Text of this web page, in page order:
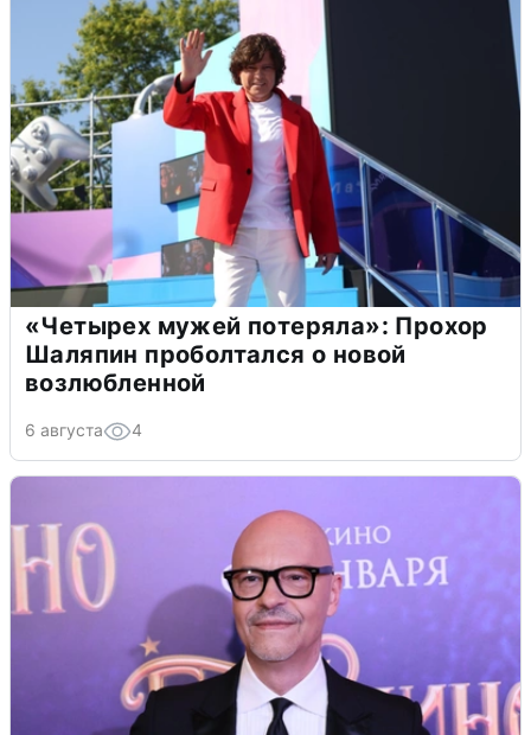
«Четырех мужей потеряла»: Прохор
Шаляпин проболтался о новой
возлюбленной
6 августа 4